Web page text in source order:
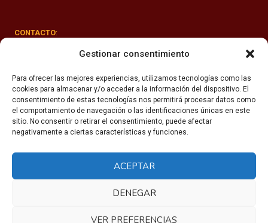
Gestionar consentimiento
Para ofrecer las mejores experiencias, utilizamos tecnologías como las
cookies para almacenar y/o acceder a la información del dispositivo. El
consentimiento de estas tecnologías nos permitirá procesar datos como
el comportamiento de navegación o las identificaciones únicas en este
sitio. No consentir o retirar el consentimiento, puede afectar
negativamente a ciertas características y funciones.
ACEPTAR
DENEGAR
VER PREFERENCIAS
CONTACTO:
Rúa Valle-Inclán 1-3, 15011 A Coruña
secretaria@fhsm.es
Política de privacidade